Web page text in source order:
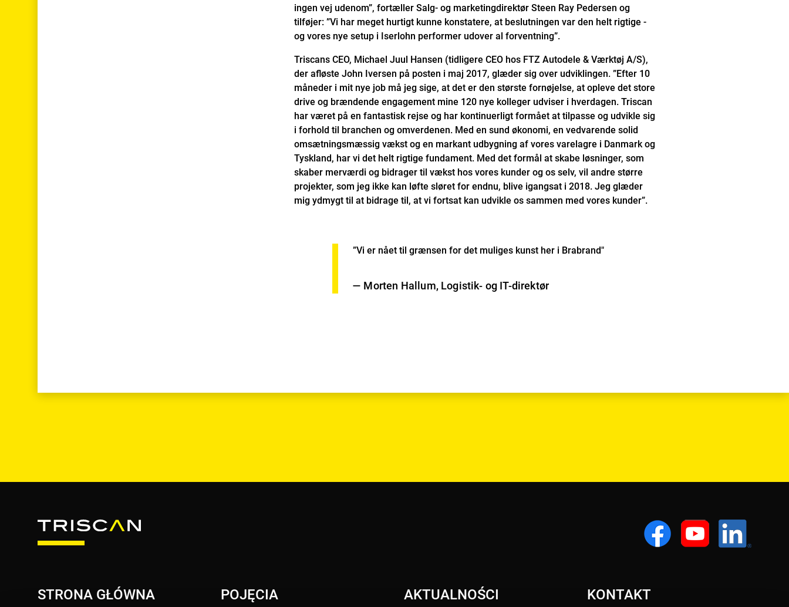
ingen vej udenom”, fortæller Salg- og marketingdirektør Steen Ray Pedersen og
tilføjer: ”Vi har meget hurtigt kunne konstatere, at beslutningen var den helt rigtige -
og vores nye setup i Iserlohn performer udover al forventning”.
Triscans CEO, Michael Juul Hansen (tidligere CEO hos FTZ Autodele & Værktøj A/S),
der afløste John Iversen på posten i maj 2017, glæder sig over udviklingen. ”Efter 10
måneder i mit nye job må jeg sige, at det er den største fornøjelse, at opleve det store
drive og brændende engagement mine 120 nye kolleger udviser i hverdagen. Triscan
har været på en fantastisk rejse og har kontinuerligt formået at tilpasse og udvikle sig
i forhold til branchen og omverdenen. Med en sund økonomi, en vedvarende solid
omsætningsmæssig vækst og en markant udbygning af vores varelagre i Danmark og
Tyskland, har vi det helt rigtige fundament. Med det formål at skabe løsninger, som
skaber merværdi og bidrager til vækst hos vores kunder og os selv, vil andre større
projekter, som jeg ikke kan løfte sløret for endnu, blive igangsat i 2018. Jeg glæder
mig ydmygt til at bidrage til, at vi fortsat kan udvikle os sammen med vores kunder”.
”Vi er nået til grænsen for det muliges kunst her i Brabrand"
— Morten Hallum, Logistik- og IT-direktør
STRONA GŁÓWNA POJĘCIA AKTUALNOŚCI KONTAKT